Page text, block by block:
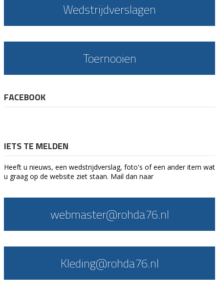
Wedstrijdverslagen
Toernooien
FACEBOOK
IETS TE MELDEN
Heeft u nieuws, een wedstrijdverslag, foto's of een ander item wat
u graag op de website ziet staan. Mail dan naar
webmaster@rohda76.nl
Kleding@rohda76.nl